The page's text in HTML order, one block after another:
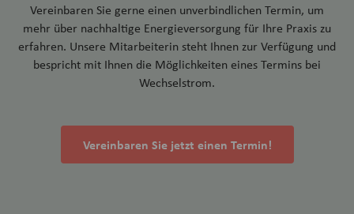
Vereinbaren Sie gerne einen unverbindlichen Termin, um
mehr über nachhaltige Energieversorgung für Ihre Praxis zu
erfahren. Unsere Mitarbeiterin steht Ihnen zur Verfügung und
bespricht mit Ihnen die Möglichkeiten eines Termins bei
Wechselstrom.
Vereinbaren Sie jetzt einen Termin!